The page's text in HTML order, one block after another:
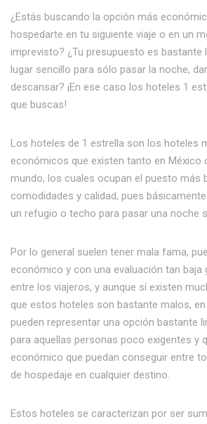
¿Estás buscando la opción más
hospedarte en tu siguiente viaje o en un
imprevisto? ¿Tu presupuesto es bastante
lugar sencillo para sólo pasar la noche,
descansar? ¡En ese caso los hoteles 1
que buscas!
Los hoteles de 1 estrella son los hoteles
económicos que existen tanto en México
mundo, los cuales ocupan el puesto más
comodidades y calidad, pues
un refugio o techo para pasar una noche
Por lo general suelen tener mala fama,
económico y con una evaluación tan baja
entre los viajeros, y aunque sí existen
que estos hoteles son bastante malos,
pueden representar una opción bastante
para aquellas personas poco exigentes y
económico que puedan conseguir entre
de hospedaje en cualquier destino.
Estos hoteles se caracterizan por ser